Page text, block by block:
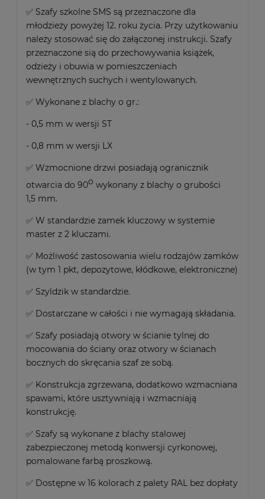
✅ Szafy szkolne SMS są przeznaczone dla
młodzieży powyżej 12. roku życia. Przy użytkowaniu
należy stosować się do załączonej instrukcji. Szafy
przeznaczone sią do przechowywania książek,
odzieży i obuwia w pomieszczeniach
wewnętrznych suchych i wentylowanych.
✅ Wykonane z blachy o gr.:
- 0,5 mm w wersji ST
- 0,8 mm w wersji LX
✅ Wzmocnione drzwi posiadają ogranicznik
otwarcia do 90o wykonany z blachy o grubości
1,5 mm.
✅ W standardzie zamek kluczowy w systemie
master z 2 kluczami.
✅ Możliwość zastosowania wielu rodzajów zamków
(w tym 1 pkt, depozytowe, kłódkowe, elektroniczne)
✅ Szyldzik w standardzie.
✅ Dostarczane w całości i nie wymagają składania.
✅ Szafy posiadają otwory w ścianie tylnej do
mocowania do ściany oraz otwory w ścianach
bocznych do skręcania szaf ze sobą.
✅ Konstrukcja zgrzewana, dodatkowo wzmacniana
spawami, które usztywniają i wzmacniają
konstrukcję.
✅ Szafy są wykonane z blachy stalowej
zabezpieczonej metodą konwersji cyrkonowej,
pomalowane farbą proszkową.
✅ Dostępne w 16 kolorach z palety RAL bez dopłaty